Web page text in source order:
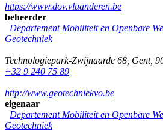
https://www.dov.vlaanderen.be
beheerder
Departement Mobiliteit en Openbare
Geotechniek
Technologiepark-Zwijnaarde 68 Gent,
+32 9 240 75 89
http://www.geotechniekvo.be
eigenaar
Departement Mobiliteit en Openbare
Geotechniek